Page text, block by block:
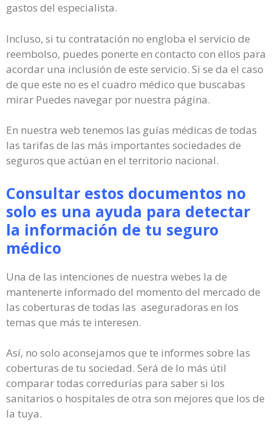
gastos del especialista.
Incluso, si tu contratación no engloba el servicio de
reembolso, puedes ponerte en contacto con ellos para
acordar una inclusión de este servicio. Si se da el caso
de que este no es el cuadro médico que buscabas
mirar Puedes navegar por nuestra página.
En nuestra web tenemos las guías médicas de todas
las tarifas de las más importantes sociedades de
seguros que actúan en el territorio nacional.
Consultar estos documentos no
solo es una ayuda para detectar
la información de tu seguro
médico
Una de las intenciones de nuestra webes la de
mantenerte informado del momento del mercado de
las coberturas de todas las aseguradoras en los
temas que más te interesen.
Así, no solo aconsejamos que te informes sobre las
coberturas de tu sociedad. Será de lo más útil
comparar todas corredurías para saber si los
sanitarios o hospitales de otra son mejores que los de
la tuya.